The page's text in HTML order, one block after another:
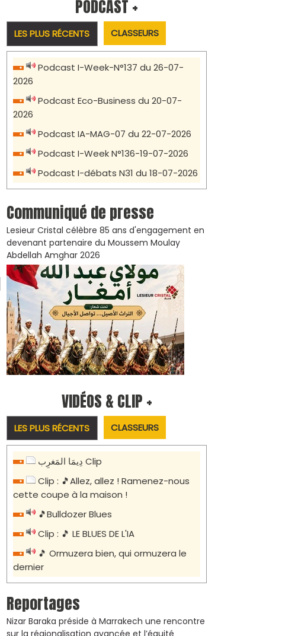
PODCAST +
LES PLUS RÉCENTS CLASSEURS
Podcast I-Week-N°137 du 26-07-
2026
Podcast Eco-Business du 20-07-
2026
Podcast IA-MAG-07 du 22-07-2026
Podcast I-Week N°136-19-07-2026
Podcast I-débats N31 du 18-07-2026
Communiqué de presse
Lesieur Cristal célèbre 85 ans d'engagement en
devenant partenaire du Moussem Moulay
Abdellah Amghar 2026
VIDÉOS & CLIP +
LES PLUS RÉCENTS CLASSEURS
دِيمَا المَغرِب Clip
Clip : 🎵Allez, allez ! Ramenez-nous
cette coupe à la maison !
🎵Bulldozer Blues
Clip : 🎵 LE BLUES DE L'IA
🎵 Ormuzera bien, qui ormuzera le
dernier
Reportages
Nizar Baraka préside à Marrakech une rencontre
sur la régionalisation avancée et l’équité